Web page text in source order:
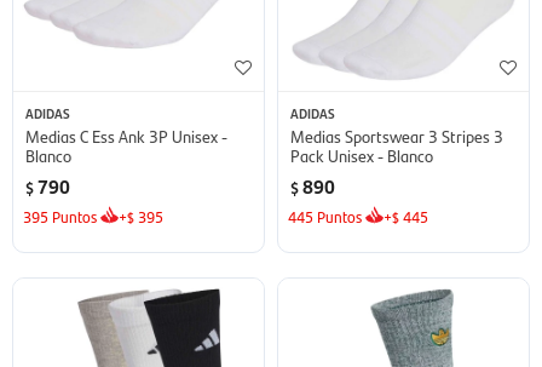
ADIDAS
Medias C Ess Ank 3P Unisex -
Blanco
$790
395 Puntos +$ 395
ADIDAS
Medias Sportswear 3 Stripes 3
Pack Unisex - Blanco
$890
445 Puntos +$445